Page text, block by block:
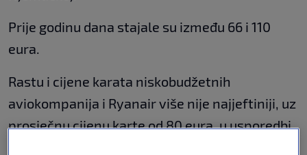
Prije godinu dana stajale su između 66 i 110
eura.
Rastu i cijene karata niskobudžetnih
aviokompanija i Ryanair više nije najjeftiniji, uz
prosječnu cijenu karte od 80 eura, u usporedbi